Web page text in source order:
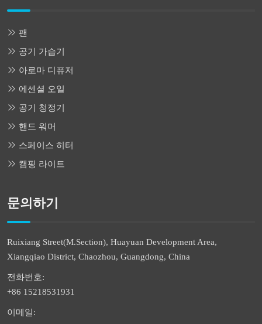
팬
공기 가습기
아로마 디퓨저
에센셜 오일
공기 청정기
핸드 워머
스페이스 히터
캠핑 라이트
문의하기
Ruixiang Street(M.Section), Huayuan Development Area,
Xiangqiao District, Chaozhou, Guangdong, China
전화번호:
+86 15218531931
이메일: